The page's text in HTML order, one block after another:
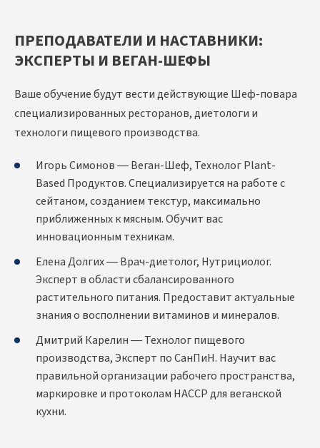
ПРЕПОДАВАТЕЛИ И НАСТАВНИКИ:
ЭКСПЕРТЫ И ВЕГАН-ШЕФЫ
Ваше обучение будут вести действующие Шеф-повара
специализированных ресторанов, диетологи и
технологи пищевого производства.
Игорь Симонов — Веган-Шеф, Технолог Plant-
Based Продуктов. Специализируется на работе с
сейтаном, созданием текстур, максимально
приближенных к мясным. Обучит вас
инновационным техникам.
Елена Долгих — Врач-диетолог, Нутрициолог.
Эксперт в области сбалансированного
растительного питания. Предоставит актуальные
знания о восполнении витаминов и минералов.
Дмитрий Карелин — Технолог пищевого
производства, Эксперт по СанПиН. Научит вас
правильной организации рабочего пространства,
маркировке и протоколам HACCP для веганской
кухни.